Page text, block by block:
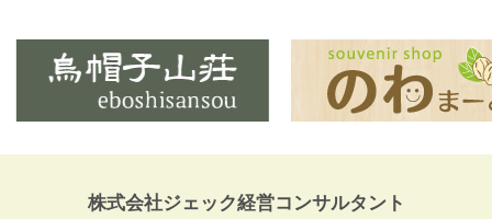
株式会社ジェック経営コンサルタント